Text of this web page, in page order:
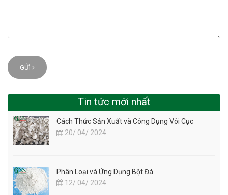
GỬI
Tin tức mới nhất
Cách Thức Sản Xuất và Công Dụng Vôi Cục
20/ 04/ 2024
Phân Loại và Ứng Dụng Bột Đá
12/ 04/ 2024